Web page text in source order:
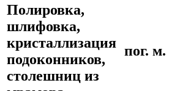
Полировка,
шлифовка,
кристаллизация
подоконников,
столешниц из
пог. м.